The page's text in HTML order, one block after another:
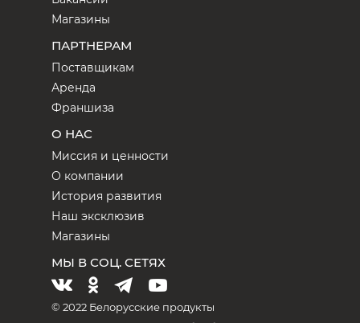
Магазины
ПАРТНЕРАМ
Поставщикам
Аренда
Франшиза
О НАС
Миссия и ценности
О компании
История развития
Наш эксклюзив
Магазины
МЫ В СОЦ. СЕТЯХ
© 2022 Белорусские продукты